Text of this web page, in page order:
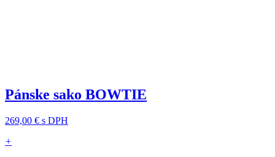
Pánske sako BOWTIE
269,00 € s DPH
+